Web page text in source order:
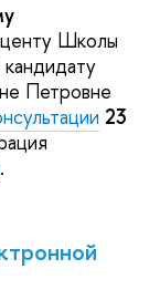
Школы
Петровне
23
.